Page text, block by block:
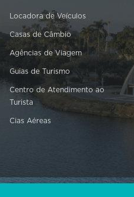
Locadora de Veículos
Casas de Câmbio
Agências de Viagem
Guias de Turismo
Centro de Atendimento ao
Turista
Cias Aéreas